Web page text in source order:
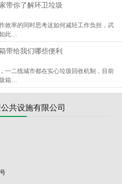
带你了解环卫垃圾
效率的同时思考这如何减轻工作负担，武
此…
带给我们哪些便利
一二线城市都在实心垃圾回收机制，目前
箱…
共设施有限公司